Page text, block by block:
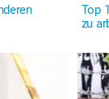
Top
zu